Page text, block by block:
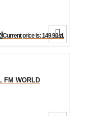
Current price is: 149.90 zł.

FM WORLD